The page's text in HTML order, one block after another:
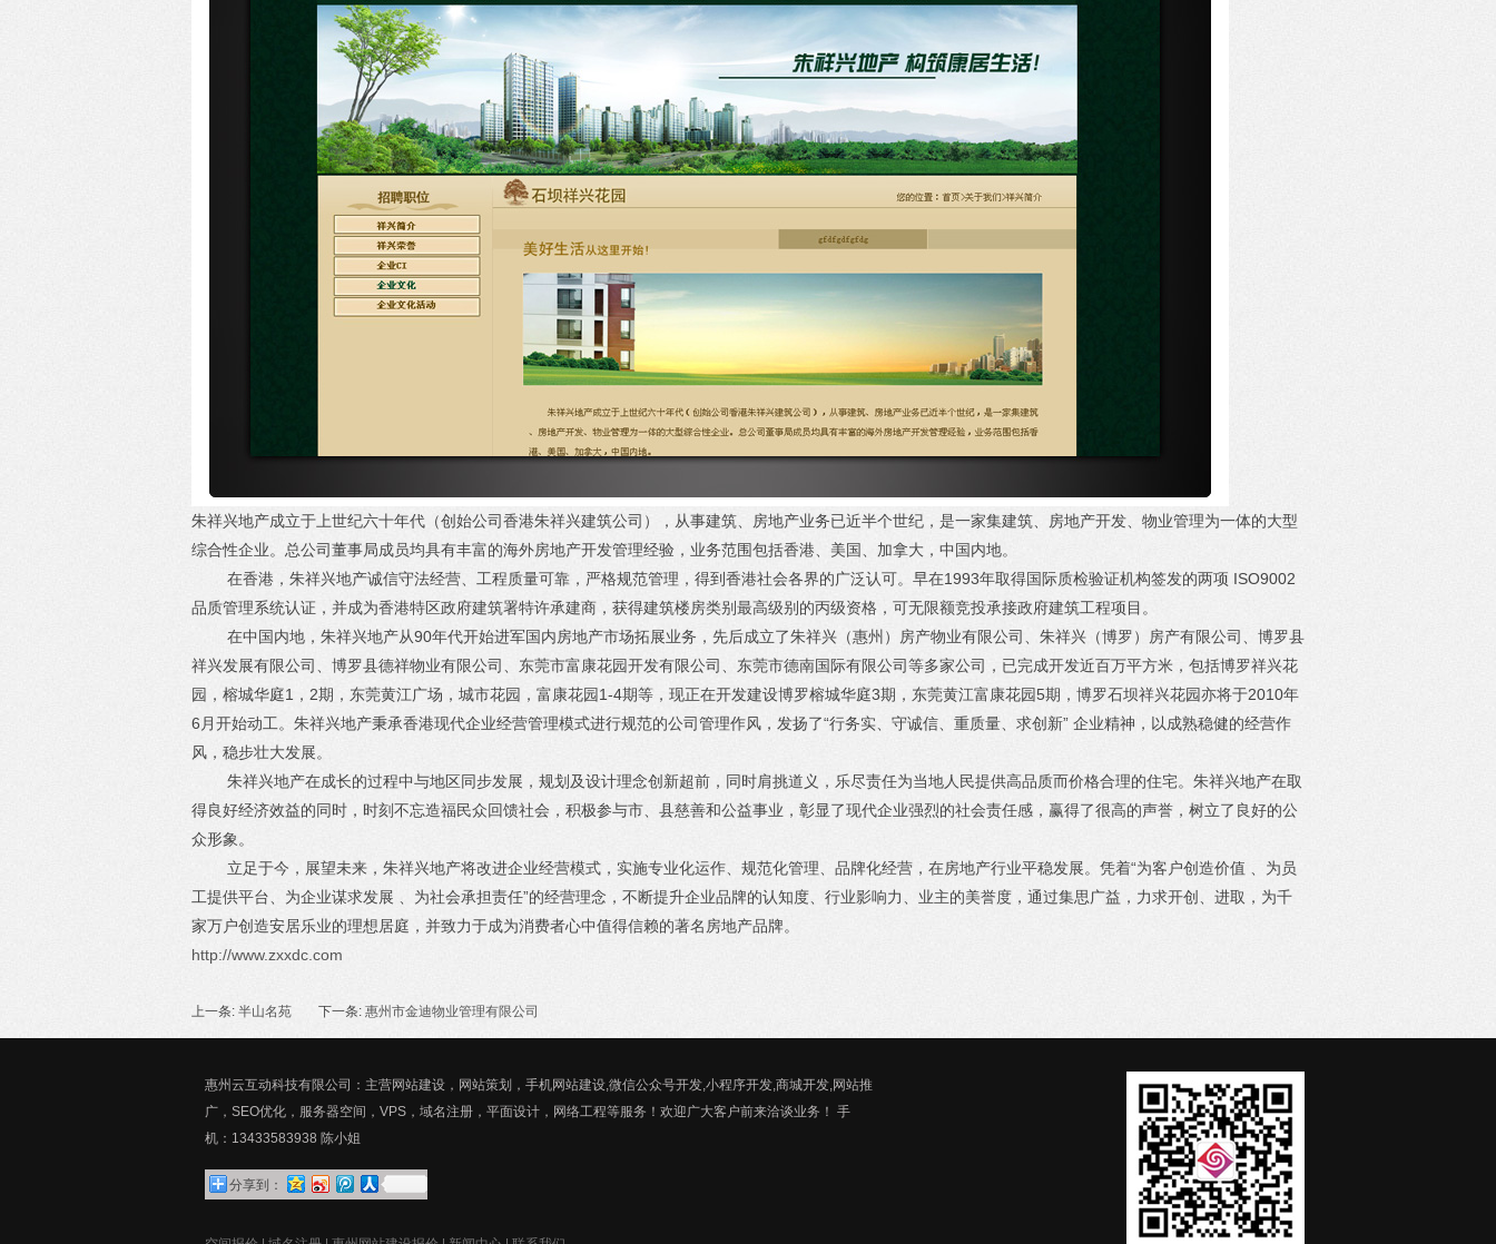
朱祥兴地产成立于上世纪六十年代（创始公司香港朱祥兴建筑公司），从事建筑、房地产业务已近半个世纪，是一家集建筑、房地产开发、物业管理为一体的大型
综合性企业。总公司董事局成员均具有丰富的海外房地产开发管理经验，业务范围包括香港、美国、加拿大，中国内地。
在香港，朱祥兴地产诚信守法经营、工程质量可靠，严格规范管理，得到香港社会各界的广泛认可。早在1993年取得国际质检验证机构签发的两项 ISO9002
品质管理系统认证，并成为香港特区政府建筑署特许承建商，获得建筑楼房类别最高级别的丙级资格，可无限额竞投承接政府建筑工程项目。
在中国内地，朱祥兴地产从90年代开始进军国内房地产市场拓展业务，先后成立了朱祥兴（惠州）房产物业有限公司、朱祥兴（博罗）房产有限公司、博罗县
祥兴发展有限公司、博罗县德祥物业有限公司、东莞市富康花园开发有限公司、东莞市德南国际有限公司等多家公司，已完成开发近百万平方米，包括博罗祥兴花
园，榕城华庭1，2期，东莞黄江广场，城市花园，富康花园1-4期等，现正在开发建设博罗榕城华庭3期，东莞黄江富康花园5期，博罗石坝祥兴花园亦将于2010年
6月开始动工。朱祥兴地产秉承香港现代企业经营管理模式进行规范的公司管理作风，发扬了“行务实、守诚信、重质量、求创新” 企业精神，以成熟稳健的经营作
风，稳步壮大发展。
朱祥兴地产在成长的过程中与地区同步发展，规划及设计理念创新超前，同时肩挑道义，乐尽责任为当地人民提供高品质而价格合理的住宅。朱祥兴地产在取
得良好经济效益的同时，时刻不忘造福民众回馈社会，积极参与市、县慈善和公益事业，彰显了现代企业强烈的社会责任感，赢得了很高的声誉，树立了良好的公
众形象。
立足于今，展望未来，朱祥兴地产将改进企业经营模式，实施专业化运作、规范化管理、品牌化经营，在房地产行业平稳发展。凭着“为客户创造价值 、为员
工提供平台、为企业谋求发展 、为社会承担责任”的经营理念，不断提升企业品牌的认知度、行业影响力、业主的美誉度，通过集思广益，力求开创、进取，为千
家万户创造安居乐业的理想居庭，并致力于成为消费者心中值得信赖的著名房地产品牌。
http://www.zxxdc.com
上一条: 半山名苑 下一条: 惠州市金迪物业管理有限公司
惠州云互动科技有限公司：主营网站建设，网站策划，手机网站建设,微信公众号开发,小程序开发,商城开发,网站推
广，SEO优化，服务器空间，VPS，域名注册，平面设计，网络工程等服务！欢迎广大客户前来洽谈业务！ 手
机：13433583938 陈小姐
分享到：